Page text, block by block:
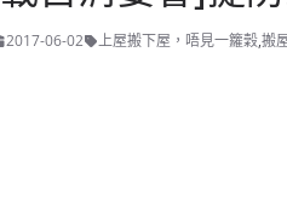
2017-06-02 上屋搬下屋，唔見一籮穀,搬